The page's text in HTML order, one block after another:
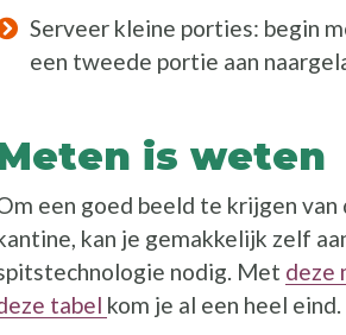
Serveer kleine porties: begin
een tweede portie aan
is weten
een goed beeld te krijgen
kan je gemakkelijk zelf
nodig. Met deze
tabel kom je al een heel eind.